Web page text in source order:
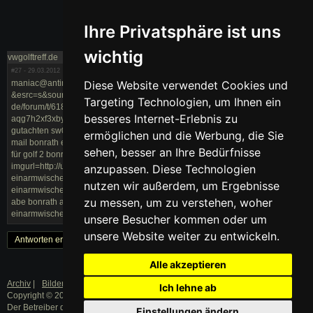
Ihre Privatsphäre ist uns
wichtig
Diese Website verwendet Cookies und
Targeting Technologien, um Ihnen ein
besseres Internet-Erlebnis zu
ermöglichen und die Werbung, die Sie
sehen, besser an Ihre Bedürfnisse
anzupassen. Diese Technologien
nutzen wir außerdem, um Ergebnisse
zu messen, um zu verstehen, woher
unsere Besucher kommen oder um
unsere Website weiter zu entwickeln.
Alle akzeptieren
Ich lehne ab
vwgolftreff.de
#27 - 29.03.2012
maniac@antimaterie
&esrc=s&source=web&cd=5&ved=0cheqraioajae&url=http://www.vwgolftreff.
de/forum/t/6182&ei=vermuo_umojvswbxgodgaq&usg=afqjcng2twaqfpf61trqz
aqg7h2xf3xbyg&bvm=bv.1355534169,d.yms bonrath einarmwischer
gutachten sw03 abe für bonrath-einarmwischer abe bonrath sw 3 vw abe e
mail bonrath einarmwischer abe golf 2 abe für den bonrath einarmwischer
für golf 2 bonrath golf 2 bonrath gutachten golf 3 tp://www.google.de/imgres?
imgurl=http://upload.vwgolftreff.de/cars/thumb/4000/4167_1.jpg
einarmwischer gutachten golf 2 bonrath einarmwischer golf 3 abe bonrath
einarmwischer golf 3 neu bonrath eaw sw03 einarmscheibenwischer golf
abe bonrath abe golf 2 tüv bonrath einarmwischer golf 2 abe für bonrath
einarmwischer golf 3 bonrath einarmwischer abe golf2
« Zurück 1 Weiter »
Antworten erstellen
Archiv Bilder
Impressum
Copyright © 2003 - 2019 · Alle Rechte vorbehalten.
Der Betreiber distanziert sich ausdrücklich von den Inhalten der Forenbeiträge